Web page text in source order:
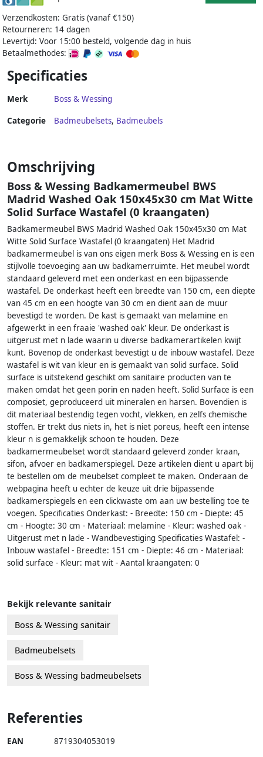
Verzendkosten: Gratis (vanaf €150)
Retourneren: 14 dagen
Levertijd: Voor 15:00 besteld, volgende dag in huis
Betaalmethodes:
Specificaties
Merk Boss & Wessing
Categorie Badmeubelsets, Badmeubels
Omschrijving
Boss & Wessing Badkamermeubel BWS
Madrid Washed Oak 150x45x30 cm Mat Witte
Solid Surface Wastafel (0 kraangaten)
Badkamermeubel BWS Madrid Washed Oak 150x45x30 cm Mat
Witte Solid Surface Wastafel (0 kraangaten) Het Madrid
badkamermeubel is van ons eigen merk Boss & Wessing en is een
stijlvolle toevoeging aan uw badkamerruimte. Het meubel wordt
standaard geleverd met een onderkast en een bijpassende
wastafel. De onderkast heeft een breedte van 150 cm, een diepte
van 45 cm en een hoogte van 30 cm en dient aan de muur
bevestigd te worden. De kast is gemaakt van melamine en
afgewerkt in een fraaie 'washed oak' kleur. De onderkast is
uitgerust met n lade waarin u diverse badkamerartikelen kwijt
kunt. Bovenop de onderkast bevestigt u de inbouw wastafel. Deze
wastafel is wit van kleur en is gemaakt van solid surface. Solid
surface is uitstekend geschikt om sanitaire producten van te
maken omdat het geen porin en naden heeft. Solid Surface is een
composiet, geproduceerd uit mineralen en harsen. Bovendien is
dit materiaal bestendig tegen vocht, vlekken, en zelfs chemische
stoffen. Er trekt dus niets in, het is niet poreus, heeft een intense
kleur n is gemakkelijk schoon te houden. Deze
badkamermeubelset wordt standaard geleverd zonder kraan,
sifon, afvoer en badkamerspiegel. Deze artikelen dient u apart bij
te bestellen om de meubelset compleet te maken. Onderaan de
webpagina heeft u echter de keuze uit drie bijpassende
badkamerspiegels en een clickwaste om aan uw bestelling toe te
voegen. Specificaties Onderkast: - Breedte: 150 cm - Diepte: 45
cm - Hoogte: 30 cm - Materiaal: melamine - Kleur: washed oak -
Uitgerust met n lade - Wandbevestiging Specificaties Wastafel: -
Inbouw wastafel - Breedte: 151 cm - Diepte: 46 cm - Materiaal:
solid surface - Kleur: mat wit - Aantal kraangaten: 0
Bekijk relevante sanitair
Boss & Wessing sanitair
Badmeubelsets
Boss & Wessing badmeubelsets
Referenties
EAN 8719304053019